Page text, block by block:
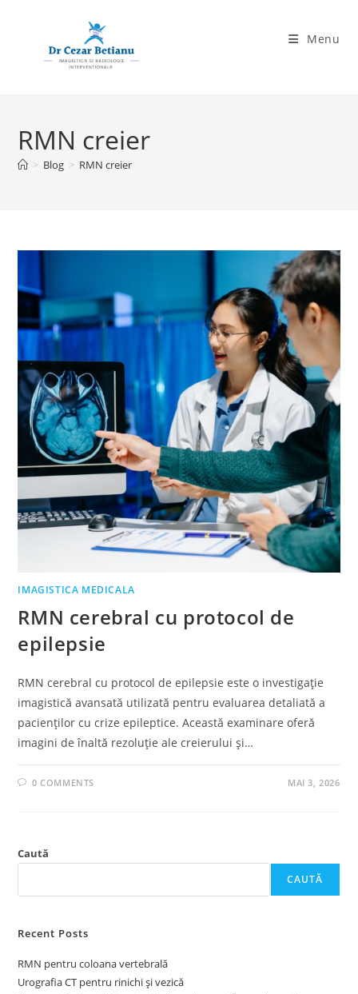
Menu
RMN creier
> Blog > RMN creier
IMAGISTICA MEDICALA
RMN cerebral cu protocol de
epilepsie
RMN cerebral cu protocol de epilepsie este o investigație
imagistică avansată utilizată pentru evaluarea detaliată a
pacienților cu crize epileptice. Această examinare oferă
imagini de înaltă rezoluție ale creierului și…
0 COMMENTS MAI 3, 2026
Caută
CAUTĂ
Recent Posts
RMN pentru coloana vertebrală
Urografia CT pentru rinichi și vezică